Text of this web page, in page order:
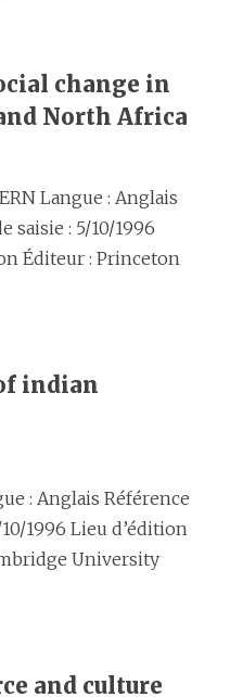
change in
North Africa
Langue : Anglais
saisie : 5/10/1996
Éditeur : Princeton
indian
: Anglais Référence
10/1996 Lieu d’édition
University
and culture